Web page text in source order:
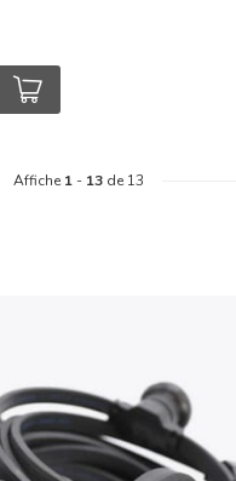
Affiche 1 - 13 de 13